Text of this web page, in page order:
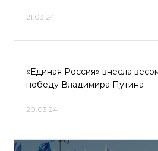
21.03.24
«Единая Россия» внесла
победу Владимира Путина
20.03.24